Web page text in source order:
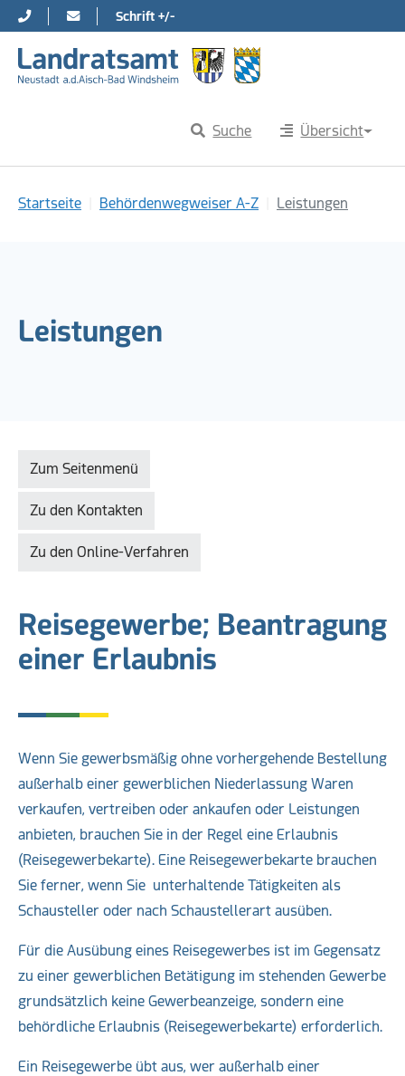
Direkt zur Hauptnavigation springen
Direkt zum Inhalt springen
Schrift +/-
Suche Übersicht
Startseite Behördenwegweiser A-Z Leistungen
Leistungen
Zum Seitenmenü
Zu den Kontakten
Zu den Online-Verfahren
Reisegewerbe; Beantragung
einer Erlaubnis
Wenn Sie gewerbsmäßig ohne vorhergehende Bestellung
außerhalb einer gewerblichen Niederlassung Waren
verkaufen, vertreiben oder ankaufen oder Leistungen
anbieten, brauchen Sie in der Regel eine Erlaubnis
(Reisegewerbekarte). Eine Reisegewerbekarte brauchen
Sie ferner, wenn Sie unterhaltende Tätigkeiten als
Schausteller oder nach Schaustellerart ausüben.
Für die Ausübung eines Reisegewerbes ist im Gegensatz
zu einer gewerblichen Betätigung im stehenden Gewerbe
grundsätzlich keine Gewerbeanzeige, sondern eine
behördliche Erlaubnis (Reisegewerbekarte) erforderlich.
Ein Reisegewerbe übt aus, wer außerhalb einer